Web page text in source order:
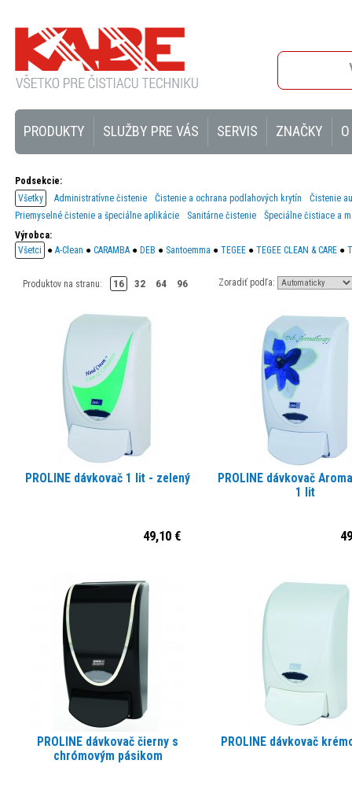
PRODUKTY SLUŽBY PRE VÁS SERVIS ZNAČKY
Podsekcie:
Všetky
Administratívne čistenie Čistenie a ochrana podlahových krytín
Čistenie
Priemyselné čistenie a špeciálne aplikácie
Sanitárne čistenie
Špeciálne čistiace a
Výrobca:
Všetci
● A-Clean ● CARAMBA ● DEB ● Santoemma ● TEGEE ● TEGEE CLEAN & CARE ●
Produktov na stranu: 16 32 64 96 Zoradiť podľa:
PROLINE dávkovač 1 lit - zelený
49,10 €
PROLINE dávkovač
1 lit
PROLINE dávkovač čierny s
chrómovým pásikom
PROLINE dávkovač